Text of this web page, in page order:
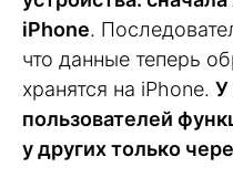
iPhone.
что данные теперь
хранятся на iPhone. У
пользователей
у других только